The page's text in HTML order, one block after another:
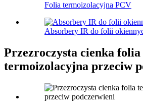
Folia termoizolacyjna PCV
Absorbery IR do folii
Przezroczysta cienka folia
termoizolacyjna przeciw